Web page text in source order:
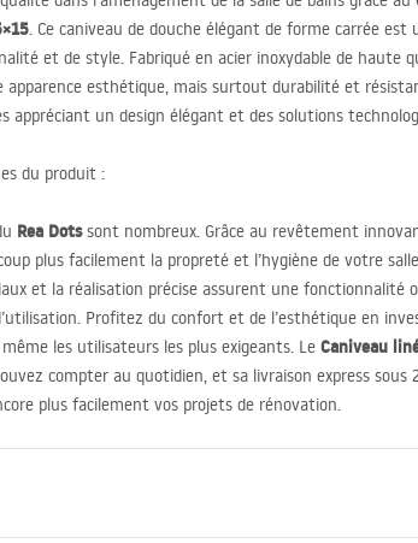
. Ce caniveau de douche élégant de forme carrée est
et de style. Fabriqué en acier inoxydable de haute
esthétique, mais surtout durabilité et
appréciant un design élégant et des solutions
du produit :
Rea Dotssont nombreux. Grâce au revêtement
plus facilement la propreté et l’hygiène de votre
et la réalisation précise assurent une fonctionnalité
Profitez du confort et de l’esthétique en
les utilisateurs les plus exigeants. Le Caniveau
compter au quotidien, et sa livraison express sous
plus facilement vos projets de rénovation.